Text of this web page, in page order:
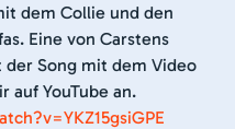
dem Collie und den
Eine von Carstens
Song mit dem Video
auf YouTube an.